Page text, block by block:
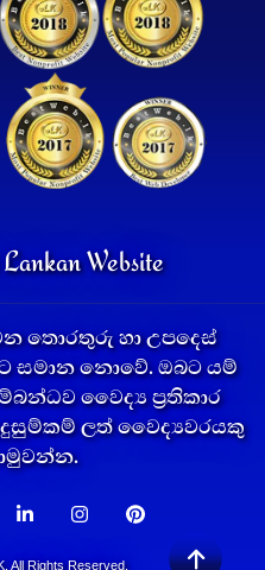
Website
තොරතුරු හා උපදෙස්
සමාන නොවේ. ඔබට යම්
වෛද්‍ය ප්‍රතිකාර
ලත් වෛද්‍යවරයකු
All Rights Reserved.